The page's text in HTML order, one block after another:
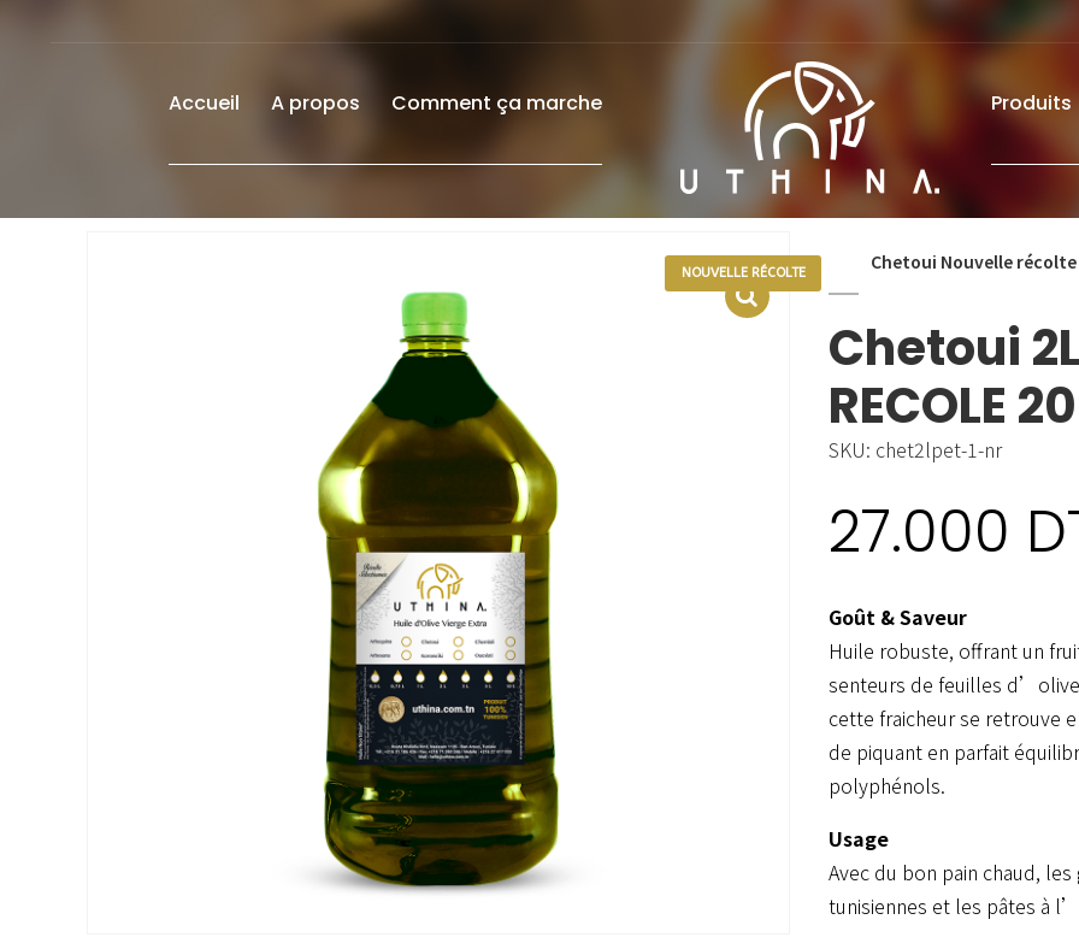
Accueil A propos Comment ça marche Produits
NOUVELLE RÉCOLTE Chetoui Nouvelle récolte
Chetoui 2L
RECOLE
SKU: chet2lpet-1-nr
27.000
Goût & Saveur
Huile robuste, offrant un
senteurs de feuilles
cette fraicheur se retrouve
de piquant en parfait
polyphénols.
Usage
Avec du bon pain chaud,
tunisiennes et les pâtes à